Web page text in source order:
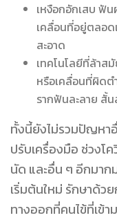
เหงือกอักเสบ ฟั
เคลื่อนที่อยู่ตลอด
สะอาด
เทคโนโลยีที่ล้าส
หรือเคลื่อนที่ผิด
รากฟันละลาย สั้
ทั้งนี้ยังไม่รวมปัญหา
ปรับเครื่องมือ ช่วงโ
นัด และอื่น ๆ อีกมาก
เริ่มต้นใหม่ รักษาด้ว
ทางออกที่คนไข้ที่เข้า